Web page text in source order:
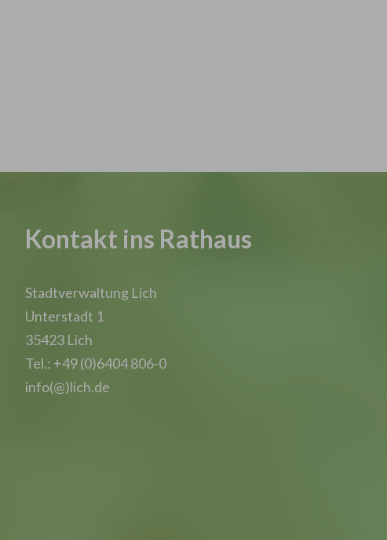
Kontakt ins Rathaus
Stadtverwaltung Lich
Unterstadt 1
35423 Lich
Tel.: +49 (0)6404 806-0
info(@)lich.de